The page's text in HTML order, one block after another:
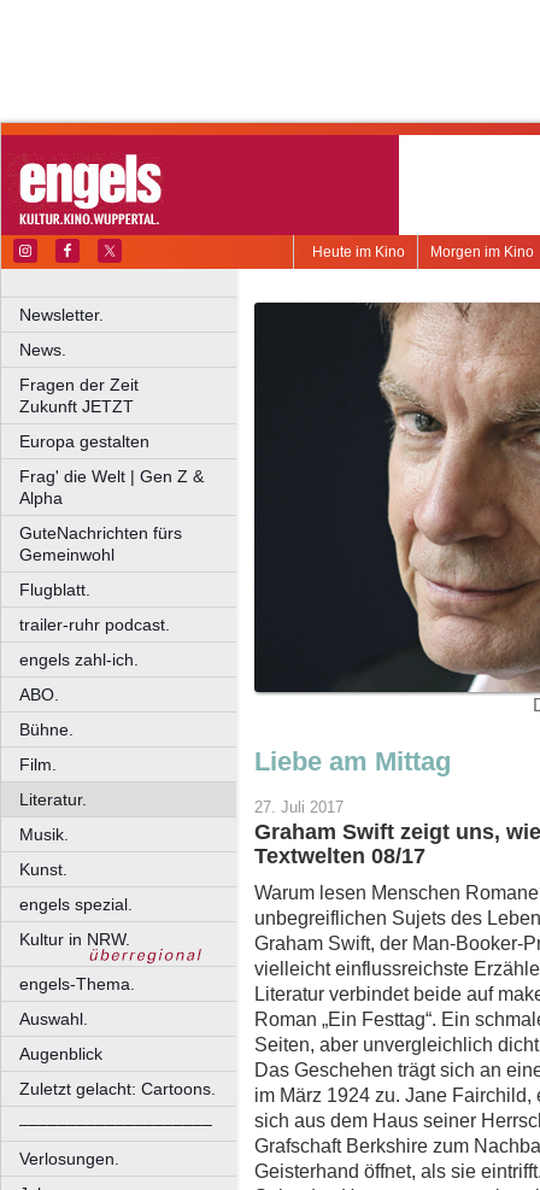
Morgen im Kino
Heute im Kino
Newsletter.
News.
Fragen der Zeit
Zukunft JETZT
Europa gestalten
Frag' die Welt | Gen Z &
Alpha
GuteNachrichten fürs
Gemeinwohl
Flugblatt.
trailer-ruhr podcast.
engels zahl-ich.
ABO.
Bühne.
Film.
Literatur.
Musik.
Kunst.
engels spezial.
Kultur in NRW.
engels-Thema.
Auswahl.
Augenblick
Zuletzt gelacht: Cartoons.
––––––––––––––––––––
Verlosungen.
Liebe am Mittag
27. Juli 2017
Graham Swift zeigt uns,
Textwelten 08/17
Warum lesen Menschen
unbegreiflichen Sujets des
Graham Swift, der Man-Booker-
vielleicht einflussreichste
Literatur verbindet beide auf
Roman „Ein Festtag“. Ein
Seiten, aber unvergleichlich
Das Geschehen trägt sich an
im März 1924 zu. Jane
sich aus dem Haus seiner
Grafschaft Berkshire zum
Geisterhand öffnet, als sie